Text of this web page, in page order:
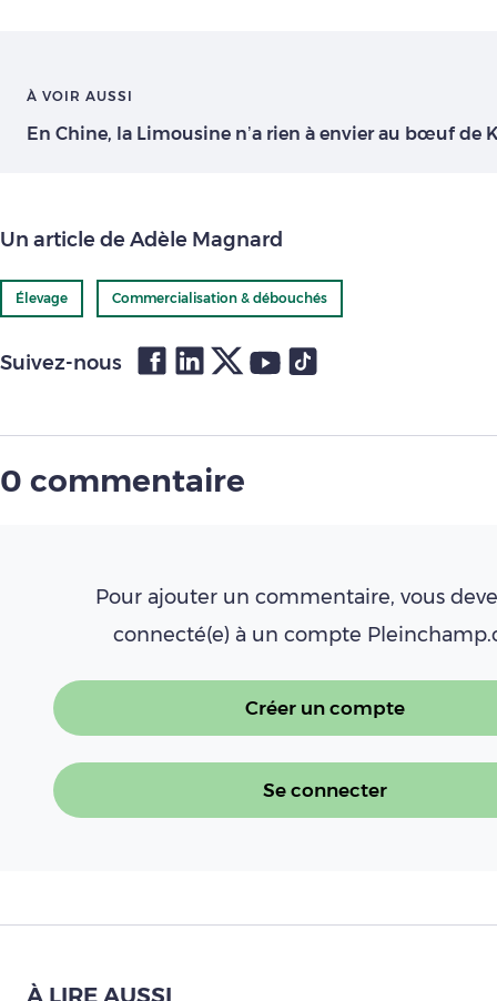
À VOIR AUSSI
En Chine, la Limousine n’a rien à envier au bœuf de
Un article de Adèle Magnard
Élevage Commercialisation & débouchés
Suivez-nous
0 commentaire
Pour ajouter un commentaire, vous
connecté(e) à un compte
Créer un compte
Se connecter
À LIRE AUSSI